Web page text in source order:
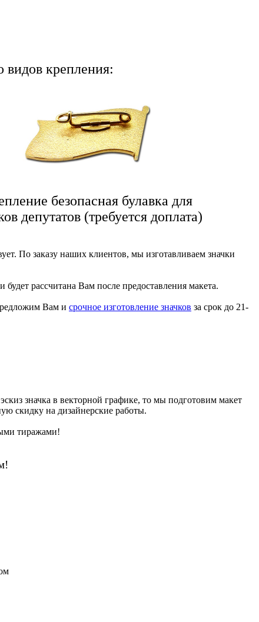
видов крепления:
безопасная булавка для
депутатов (требуется доплата)
По заказу наших клиентов, мы изготавливаем значки
будет рассчитана Вам после предоставления макета.
Вам и срочное изготовление значков за срок до 21-
значка в векторной графике, то мы подготовим макет
скидку на дизайнерские работы.
тиражами!